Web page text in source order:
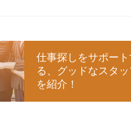
仕事探しをサポート
る、グッドなスタッ
を紹介！